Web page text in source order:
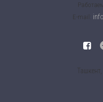
E-mail: